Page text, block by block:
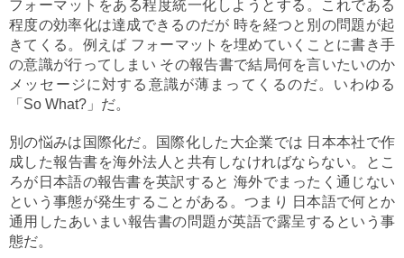
フォーマットをある程度統一化しようとする。これである
程度の効率化は達成できるのだが 時を経つと別の問題が起
きてくる。例えば フォーマットを埋めていくことに書き手
の意識が行ってしまい その報告書で結局何を言いたいのか
メッセージに対する意識が薄まってくるのだ。いわゆる
「So What?」だ。
別の悩みは国際化だ。国際化した大企業では 日本本社で作
成した報告書を海外法人と共有しなければならない。とこ
ろが日本語の報告書を英訳すると 海外でまったく通じない
という事態が発生することがある。つまり 日本語で何とか
通用したあいまい報告書の問題が英語で露呈するという事
態だ。